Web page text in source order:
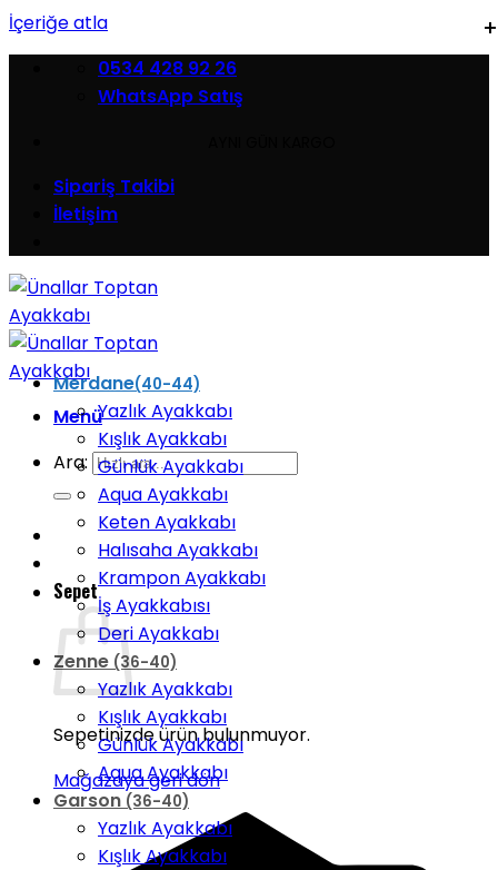
İçeriğe atla
0534 428 92 26
WhatsApp Satış
Sipariş Takibi
İletişim
Menü
Ara:
Sepet
Sepetinizde ürün bulunmuyor.
Mağazaya geri dön
Merdane(40-44)
Yazlık Ayakkabı
Kışlık Ayakkabı
Günlük Ayakkabı
Aqua Ayakkabı
Keten Ayakkabı
Halısaha Ayakkabı
Krampon Ayakkabı
İş Ayakkabısı
Deri Ayakkabı
Zenne (36-40)
Yazlık Ayakkabı
Kışlık Ayakkabı
Günlük Ayakkabı
Aqua Ayakkabı
Garson (36-40)
Yazlık Ayakkabı
Kışlık Ayakkabı